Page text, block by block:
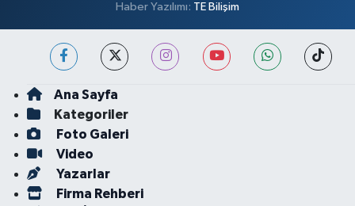
Haber Yazılımı: TE Bilişim
Ana Sayfa
Kategoriler
Foto Galeri
Video
Yazarlar
Firma Rehberi